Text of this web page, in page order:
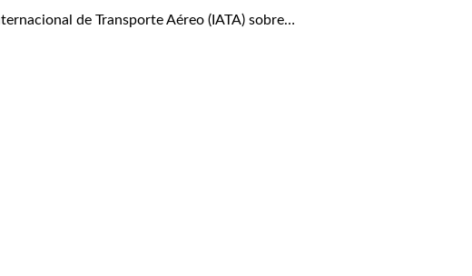
de Transporte Aéreo (IATA) sobre…